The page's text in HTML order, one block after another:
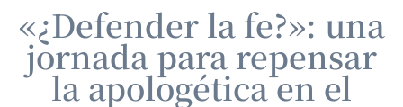
«¿Defender la fe?»: una
jornada para repensar
la apologética en el